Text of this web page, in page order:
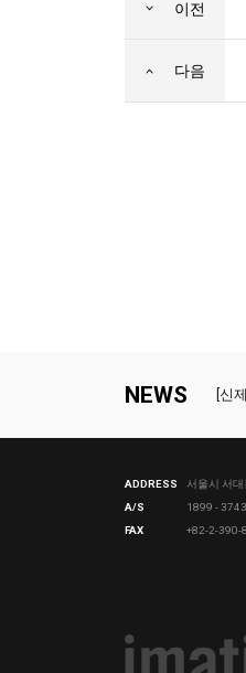
이전
다음
NEWS [신
[신
ADDRESS
서울시 서
A/S
1899 - 3743
FAX
+82-2-390-